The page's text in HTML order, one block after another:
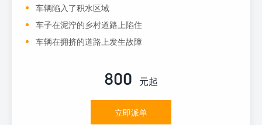
车辆陷入了积水区域
车子在泥泞的乡村道路上陷住
车辆在拥挤的道路上发生故障
800 元起
立即派单